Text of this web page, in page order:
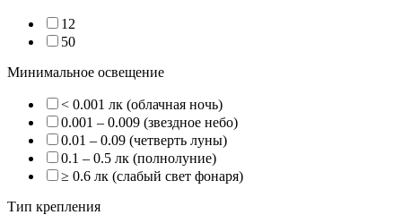
12
50
Минимальное освещение
< 0.001 лк (облачная ночь)
0.001 – 0.009 (звездное небо)
0.01 – 0.09 (четверть луны)
0.1 – 0.5 лк (полнолуние)
≥ 0.6 лк (слабый свет фонаря)
Тип крепления